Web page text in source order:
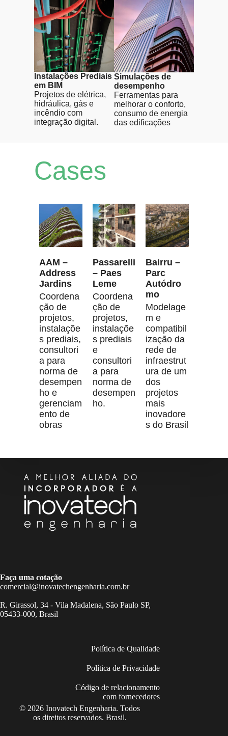
Instalações Prediais
em BIM
Projetos de elétrica,
hidráulica, gás e
incêndio com
integração digital.
Simulações de
desempenho
Ferramentas para
melhorar o conforto,
consumo de energia
das edificações
Cases
AAM –
Address
Jardins
Coordena
ção de
projetos,
instalaçõe
s prediais,
consultori
a para
norma de
desempen
ho e
gerenciam
ento de
obras
Passarelli
– Paes
Leme
Coordena
ção de
projetos,
instalaçõe
s prediais
e
consultori
a para
norma de
desempen
ho.
Bairru –
Parc
Autódro
mo
Modelage
m e
compatibil
ização da
rede de
infraestrut
ura de um
dos
projetos
mais
inovadore
s do Brasil
Faça uma cotação
comercial@inovatechengenharia.com.br
R. Girassol, 34 - Vila Madalena, São Paulo SP,
05433-000, Brasil
Política de Qualidade
Política de Privacidade
Código de relacionamento
com fornecedores
© 2026 Inovatech Engenharia. Todos
os direitos reservados. Brasil.